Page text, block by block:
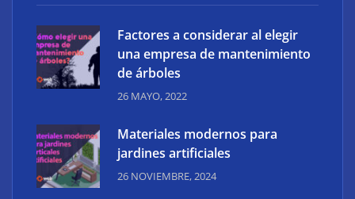
Factores a considerar al elegir
una empresa de mantenimiento
de árboles
26 MAYO, 2022
Materiales modernos para
jardines artificiales
26 NOVIEMBRE, 2024